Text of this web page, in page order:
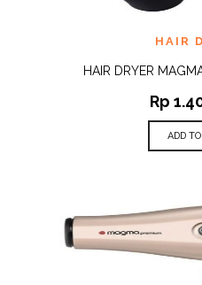
HAIR
HAIR DRYER
Rp
ADD